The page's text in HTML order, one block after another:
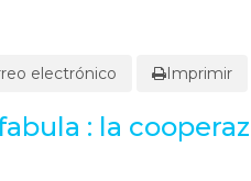
electrónico Imprimir
: la